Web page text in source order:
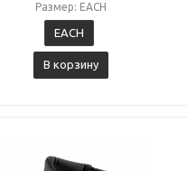
Размер: EACH
EACH
В корзину